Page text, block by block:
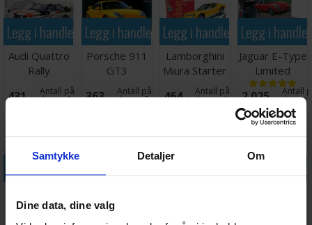
Samtykke Detaljer Om
Dine data, dine valg
Legg i handlekurven
Audi Quattro
Rally
431,- Antall på
lager:1
Legg i handlekurven
Porsche 911
GT3
363,- Antall på
lager:2
Legg i handlekurven
Lamborghini
Miura Starter
Set
464,- Antall på
lager:4
Legg i
Jaguar E-Type
Limited
Edition
2 025,- Antall
lager:
Legg i handlekurven
GT4
Legg i handlekurven
Huracan Evo
Starter Set
Legg i handlekurven
Mach I Starter
Legg i